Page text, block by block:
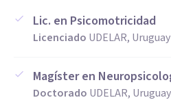
Lic. en Psicomotricidad
Licenciado UDELAR, Uruguay
Magíster en
Doctorado UDELAR, Uruguay